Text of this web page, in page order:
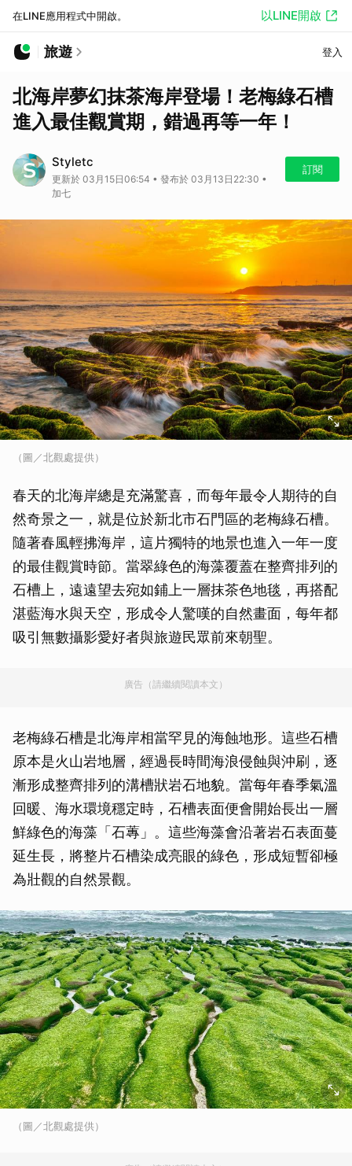
在LINE應用程式中開啟。 以LINE開啟
旅遊 登入
北海岸夢幻抹茶海岸登場！老梅綠石槽
進入最佳觀賞期，錯過再等一年！
Styletc
更新於 03月15日06:54 • 發布於 03月13日22:30 •
加七
訂閱
（圖／北觀處提供）
春天的北海岸總是充滿驚喜，而每年最令人期待的自
然奇景之一，就是位於新北市石門區的老梅綠石槽。
隨著春風輕拂海岸，這片獨特的地景也進入一年一度
的最佳觀賞時節。當翠綠色的海藻覆蓋在整齊排列的
石槽上，遠遠望去宛如鋪上一層抹茶色地毯，再搭配
湛藍海水與天空，形成令人驚嘆的自然畫面，每年都
吸引無數攝影愛好者與旅遊民眾前來朝聖。
廣告（請繼續閱讀本文）
老梅綠石槽是北海岸相當罕見的海蝕地形。這些石槽
原本是火山岩地層，經過長時間海浪侵蝕與沖刷，逐
漸形成整齊排列的溝槽狀岩石地貌。當每年春季氣溫
回暖、海水環境穩定時，石槽表面便會開始長出一層
鮮綠色的海藻「石蓴」。這些海藻會沿著岩石表面蔓
延生長，將整片石槽染成亮眼的綠色，形成短暫卻極
為壯觀的自然景觀。
（圖／北觀處提供）